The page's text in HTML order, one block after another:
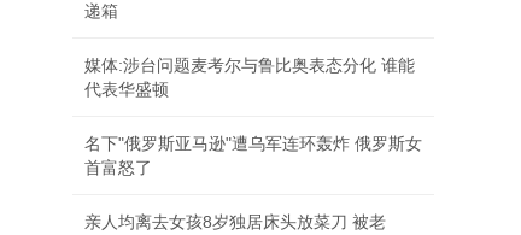
递箱
媒体:涉台问题麦考尔与鲁比奥表态分化 谁能
代表华盛顿
名下"俄罗斯亚马逊"遭乌军连环轰炸 俄罗斯女
首富怒了
亲人均离去女孩8岁独居床头放菜刀 被老